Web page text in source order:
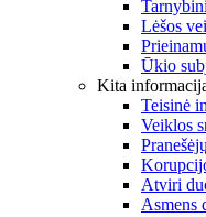
Lėšos
Ūkio
Kita
Teisinė
Veiklos
Atviri
Asmens